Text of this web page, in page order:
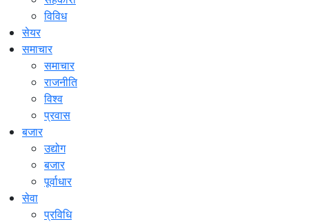
विविध
सेयर
समाचार
समाचार
राजनीति
विश्व
प्रवास
बजार
उद्योग
बजार
पूर्वाधार
सेवा
प्रविधि